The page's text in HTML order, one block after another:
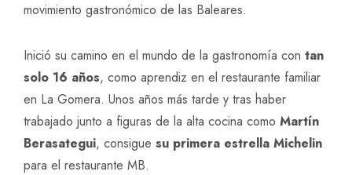
movimiento gastronómico de las Baleares.
Inició su camino en el mundo de la gastronomía con tan
solo 16 años, como aprendiz en el restaurante familiar
en La Gomera. Unos años más tarde y tras haber
trabajado junto a figuras de la alta cocina como Martín
Berasategui, consigue su primera estrella Michelin
para el restaurante MB.